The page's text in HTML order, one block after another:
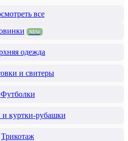
все
NEW
одежда
и свитеры
Футболки
куртки-рубашки
Трикотаж